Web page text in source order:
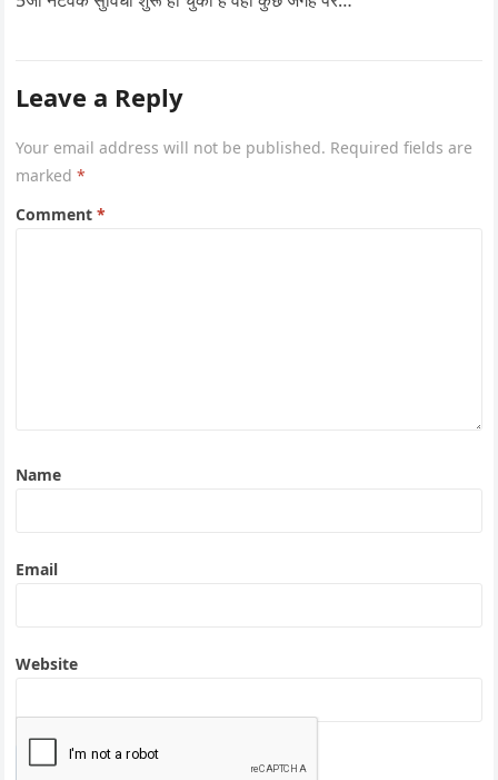
Leave a Reply
Your email address will not be published. Required fields are
marked*
Comment*
Name
Email
Website